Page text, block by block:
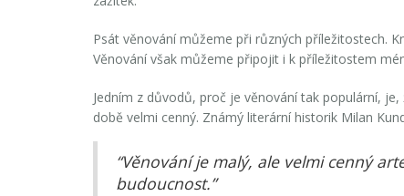
Psát věnování můžeme při různých příležitostech.
Věnování však můžeme připojit i k příležitostem
Jedním z důvodů, proč je věnování tak populární,
době velmi cenný. Známý literární historik Milan
“Věnování je malý, ale velmi cenný
budoucnost.”